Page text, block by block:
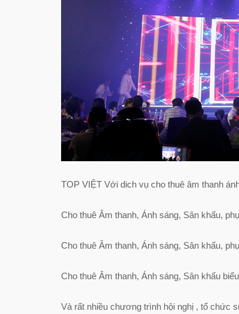
TOP VIỆT Với dich vụ cho thuê âm thanh
Cho thuê Âm thanh, Ánh sáng, Sân khấu,
Cho thuê Âm thanh, Ánh sáng, Sân khấu,
Cho thuê Âm thanh, Ánh sáng, Sân khấu
Và rất nhiều chương trình hội nghị , tổ chức